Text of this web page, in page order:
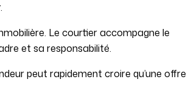
Le courtier accompagne le
et sa responsabilité.
peut rapidement croire qu’une offre